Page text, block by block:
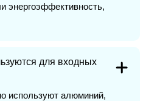
энергоэффективность,
для входных
используют алюминий,